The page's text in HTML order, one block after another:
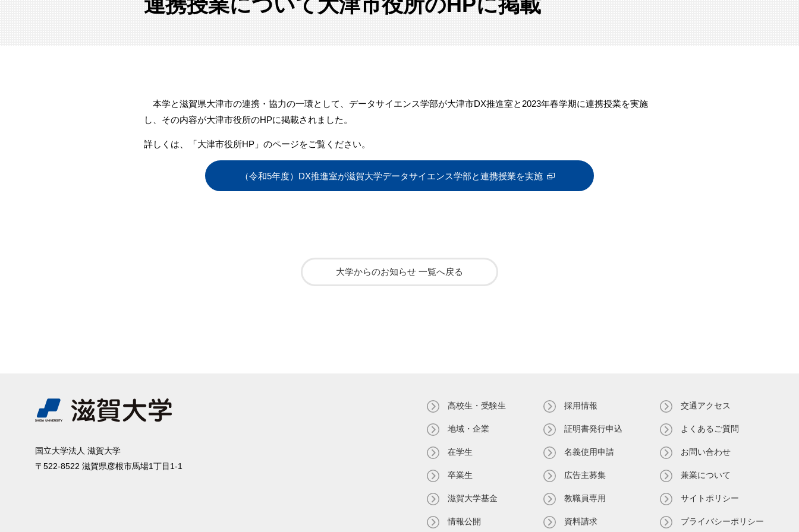
本学と滋賀県大津市の連携・協力の一環として、データサイエンス学部が大津市DX推進室と2023年春学期に連携授業を実施
し、その内容が大津市役所のHPに掲載されました。
詳しくは、「大津市役所HP」のページをご覧ください。
（令和5年度）DX推進室が滋賀大学データサイエンス学部と連携授業を実施
大学からのお知らせ 一覧へ戻る
国⽴⼤学法⼈ 滋賀⼤学
〒522-8522 滋賀県彦根市⾺場1丁⽬1-1
高校生・受験生
地域・企業
在学生
卒業生
滋賀大学基金
情報公開
採用情報
証明書発⾏申込
名義使⽤申請
広告主募集
教職員専⽤
資料請求
交通アクセス
よくあるご質問
お問い合わせ
兼業について
サイトポリシー
プライバシーポリシー